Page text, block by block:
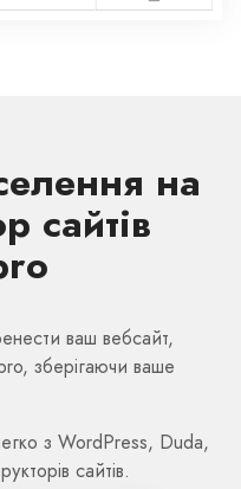
на
сайтів
ваш вебсайт,
зберігаючи ваше
з WordPress, Duda,
сайтів.